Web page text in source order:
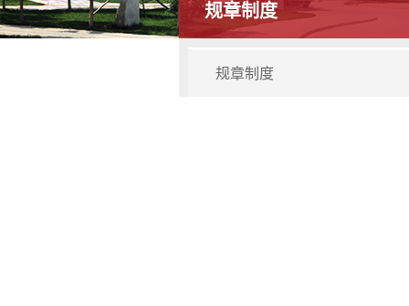
规章制度
规章制度